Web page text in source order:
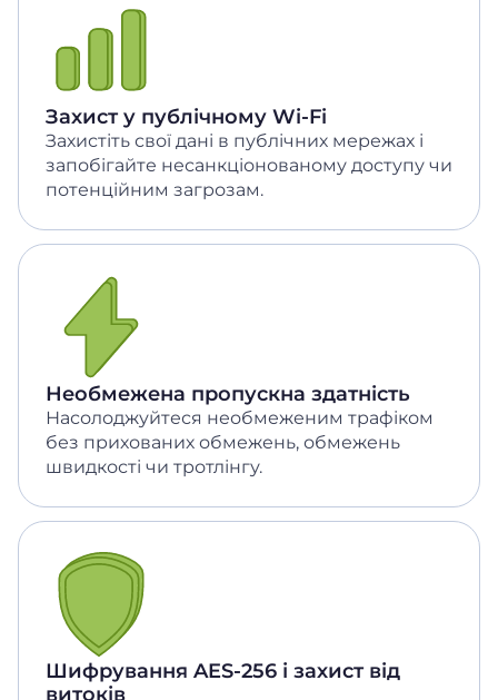
Захист у публічному Wi-Fi
Захистіть свої дані в публічних мережах і
запобігайте несанкціонованому доступу чи
потенційним загрозам.
Необмежена пропускна здатність
Насолоджуйтеся необмеженим трафіком
без прихованих обмежень, обмежень
швидкості чи тротлінгу.
Шифрування AES-256 і захист від
витоків